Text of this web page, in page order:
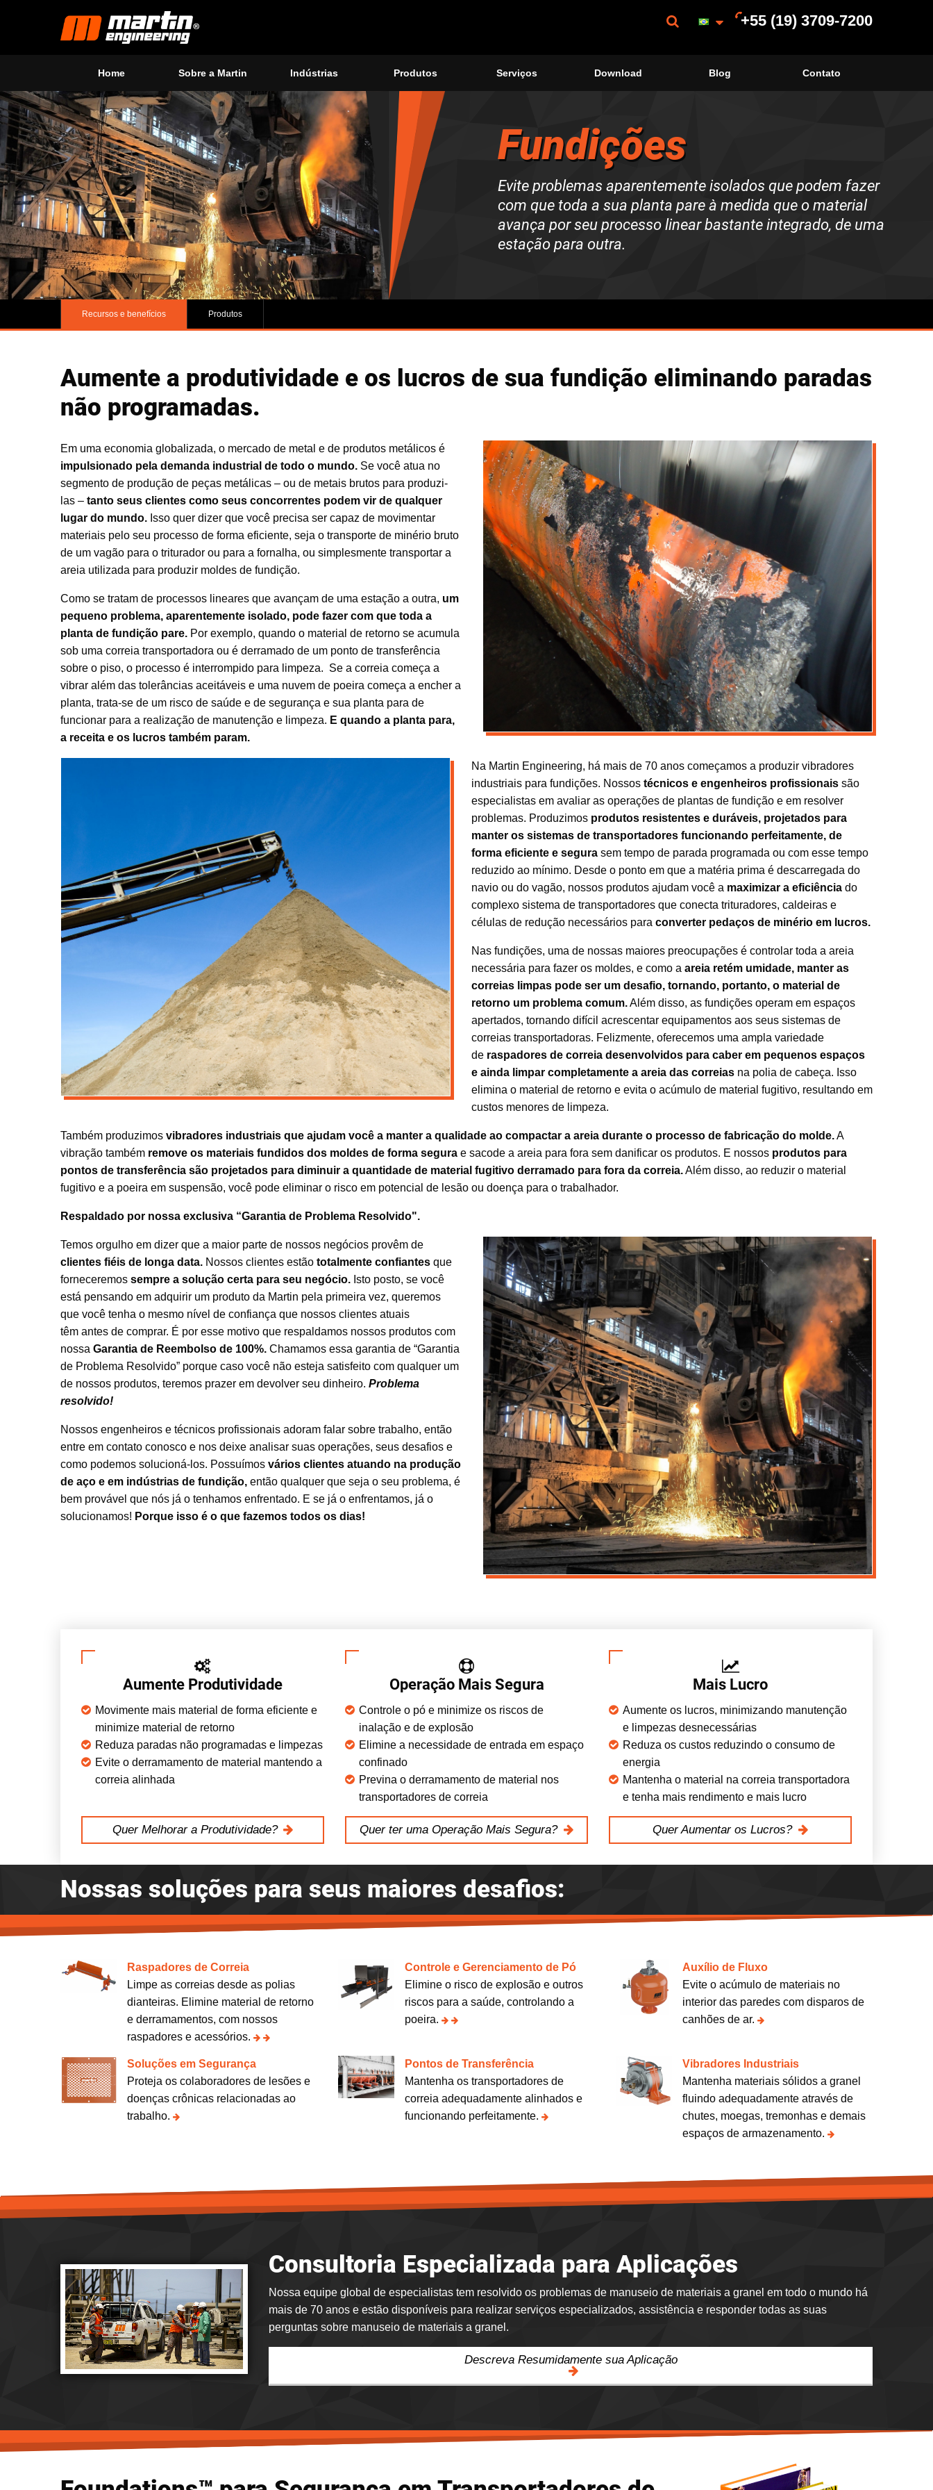
+55 (19) 3709-7200
Home Sobre a Martin Indústrias Produtos Serviços Download Blog Contato
Fundições
Evite problemas aparentemente isolados que podem fazer
com que toda a sua planta pare à medida que o material
avança por seu processo linear bastante integrado, de uma
estação para outra.
Recursos e benefícios Produtos
Aumente a produtividade e os lucros de sua fundição eliminando paradas
não programadas.
Em uma economia globalizada, o mercado de metal e de produtos metálicos é
impulsionado pela demanda industrial de todo o mundo. Se você atua no
segmento de produção de peças metálicas – ou de metais brutos para produzi-
las – tanto seus clientes como seus concorrentes podem vir de qualquer
lugar do mundo. Isso quer dizer que você precisa ser capaz de movimentar
materiais pelo seu processo de forma eficiente, seja o transporte de minério bruto
de um vagão para o triturador ou para a fornalha, ou simplesmente transportar a
areia utilizada para produzir moldes de fundição.
Como se tratam de processos lineares que avançam de uma estação a outra, um
pequeno problema, aparentemente isolado, pode fazer com que toda a
planta de fundição pare. Por exemplo, quando o material de retorno se acumula
sob uma correia transportadora ou é derramado de um ponto de transferência
sobre o piso, o processo é interrompido para limpeza. Se a correia começa a
vibrar além das tolerâncias aceitáveis e uma nuvem de poeira começa a encher a
planta, trata-se de um risco de saúde e de segurança e sua planta para de
funcionar para a realização de manutenção e limpeza. E quando a planta para,
a receita e os lucros também param.
Na Martin Engineering, há mais de 70 anos começamos a produzir vibradores
industriais para fundições. Nossos técnicos e engenheiros profissionaissão
especialistas em avaliar as operações de plantas de fundição e em resolver
problemas. Produzimos produtos resistentes e duráveis, projetados para
manter os sistemas de transportadores funcionando perfeitamente, de
forma eficiente e segurasem tempo de parada programada ou com esse tempo
reduzido ao mínimo. Desde o ponto em que a matéria prima é descarregada do
navio ou do vagão, nossos produtos ajudam você a maximizar a eficiênciado
complexo sistema de transportadores que conecta trituradores, caldeiras e
células de redução necessários para converter pedaços de minério em lucros.
Nas fundições, uma de nossas maiores preocupações é controlar toda a areia
necessária para fazer os moldes, e como a areia retém umidade, manter as
correias limpas pode ser um desafio, tornando, portanto, o material de
retorno um problema comum.Além disso, as fundições operam em espaços
apertados, tornando difícil acrescentar equipamentos aos seus sistemas de
correias transportadoras. Felizmente, oferecemos uma ampla variedade
de raspadores de correia desenvolvidos para caber em pequenos espaços
e ainda limpar completamente a areia das correias na polia de cabeça. Isso
elimina o material de retorno e evita o acúmulo de material fugitivo, resultando em
custos menores de limpeza.
Também produzimos vibradores industriais que ajudam você a manter a qualidade ao compactar a areia durante o processo de fabricação do molde.A
vibração também remove os materiais fundidos dos moldes de forma segura e sacode a areia para fora sem danificar os produtos. E nossos produtos para
pontos de transferência são projetados para diminuir a quantidade de material fugitivo derramado para fora da correia.Além disso, ao reduzir o material
fugitivo e a poeira em suspensão, você pode eliminar o risco em potencial de lesão ou doença para o trabalhador.
Respaldado por nossa exclusiva “Garantia de Problema Resolvido".
Temos orgulho em dizer que a maior parte de nossos negócios provêm de
clientes fiéis de longa data. Nossos clientes estão totalmente confiantes que
forneceremos sempre a solução certa para seu negócio. Isto posto, se você
está pensando em adquirir um produto da Martin pela primeira vez, queremos
que você tenha o mesmo nível de confiança que nossos clientes atuais
têm antes de comprar. É por esse motivo que respaldamos nossos produtos com
nossa Garantia de Reembolso de 100%. Chamamos essa garantia de “Garantia
de Problema Resolvido” porque caso você não esteja satisfeito com qualquer um
de nossos produtos, teremos prazer em devolver seu dinheiro. Problema
resolvido!
Nossos engenheiros e técnicos profissionais adoram falar sobre trabalho, então
entre em contato conosco e nos deixe analisar suas operações, seus desafios e
como podemos solucioná-los. Possuímos vários clientes atuando na produção
de aço e em indústrias de fundição, então qualquer que seja o seu problema, é
bem provável que nós já o tenhamos enfrentado. E se já o enfrentamos, já o
solucionamos! Porque isso é o que fazemos todos os dias!
Aumente Produtividade
Movimente mais material de forma eficiente e
minimize material de retorno
Reduza paradas não programadas e limpezas
Evite o derramamento de material mantendo a
correia alinhada
Quer Melhorar a Produtividade?
Operação Mais Segura
Controle o pó e minimize os riscos de
inalação e de explosão
Elimine a necessidade de entrada em espaço
confinado
Previna o derramamento de material nos
transportadores de correia
Quer ter uma Operação Mais Segura?
Mais Lucro
Aumente os lucros, minimizando manutenção
e limpezas desnecessárias
Reduza os custos reduzindo o consumo de
energia
Mantenha o material na correia transportadora
e tenha mais rendimento e mais lucro
Quer Aumentar os Lucros?
Nossas soluções para seus maiores desafios:
Raspadores de Correia
Limpe as correias desde as polias
dianteiras. Elimine material de retorno
e derramamentos, com nossos
raspadores e acessórios.
Controle e Gerenciamento de Pó
Elimine o risco de explosão e outros
riscos para a saúde, controlando a
poeira.
Auxílio de Fluxo
Evite o acúmulo de materiais no
interior das paredes com disparos de
canhões de ar.
Soluções em Segurança
Proteja os colaboradores de lesões e
doenças crônicas relacionadas ao
trabalho.
Pontos de Transferência
Mantenha os transportadores de
correia adequadamente alinhados e
funcionando perfeitamente.
Vibradores Industriais
Mantenha materiais sólidos a granel
fluindo adequadamente através de
chutes, moegas, tremonhas e demais
espaços de armazenamento.
Consultoria Especializada para Aplicações
Nossa equipe global de especialistas tem resolvido os problemas de manuseio de materiais a granel em todo o mundo há
mais de 70 anos e estão disponíveis para realizar serviços especializados, assistência e responder todas as suas
perguntas sobre manuseio de materiais a granel.
Descreva Resumidamente sua Aplicação